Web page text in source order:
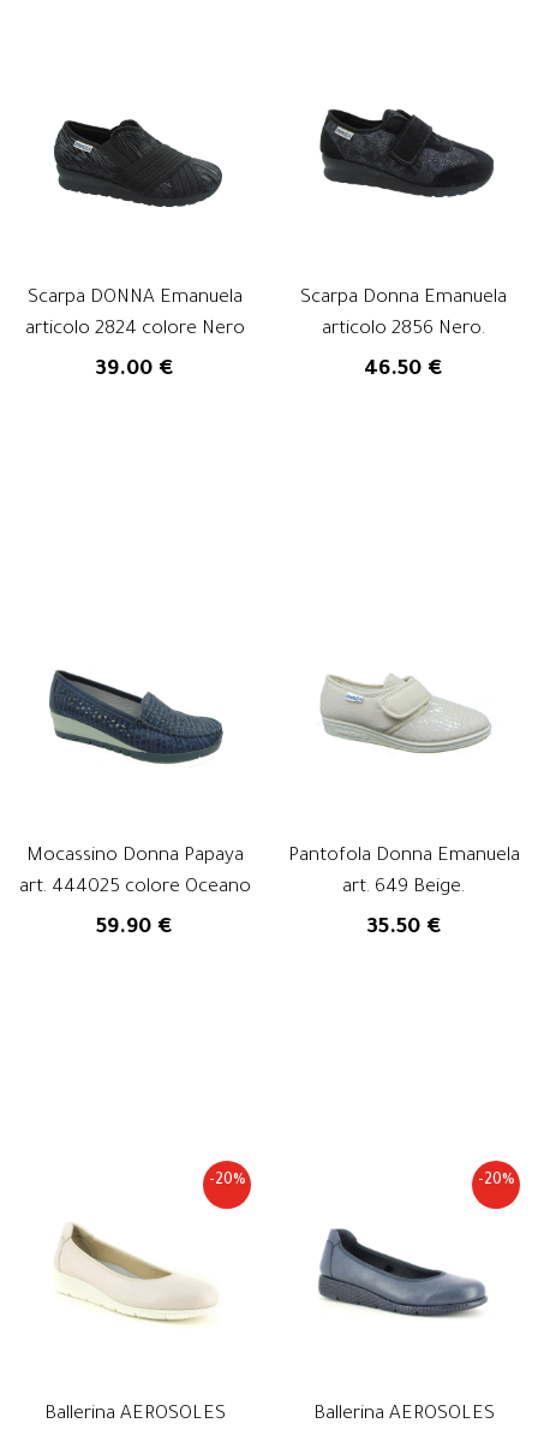
Scarpa DONNA Emanuela
articolo 2824 colore Nero
39.00 €
Scarpa Donna Emanuela
articolo 2856 Nero.
46.50 €
Mocassino Donna Papaya
art. 444025 colore Oceano
59.90 €
Pantofola Donna Emanuela
art. 649 Beige.
35.50 €
Ballerina AEROSOLES
-20%
Ballerina AEROSOLES
-20%